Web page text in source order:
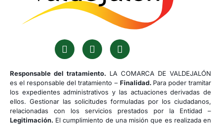
Responsable del tratamiento. LA COMARCA DE VALDEJALÓN
es el responsable del tratamiento – Finalidad. Para poder tramitar
los expedientes administrativos y las actuaciones derivadas de
ellos. Gestionar las solicitudes formuladas por los ciudadanos,
relacionadas con los servicios prestados por la Entidad –
Legitimación. El cumplimiento de una misión que es realizada en